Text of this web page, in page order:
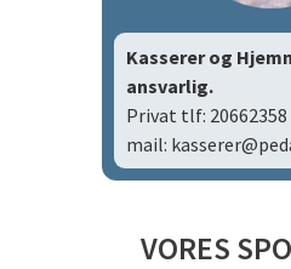
Kasserer og
ansvarlig.
Privat tlf: 20662358
mail:
VORES